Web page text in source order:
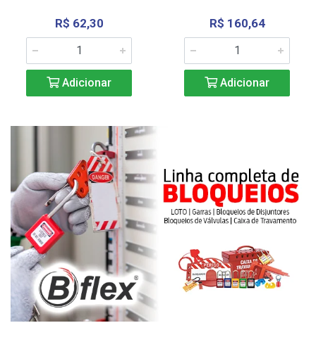
R$ 62,30
Adicionar
R$ 160,64
Adicionar